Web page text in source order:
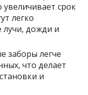
срок
легко
дожди и
заборы легче
что делает
и